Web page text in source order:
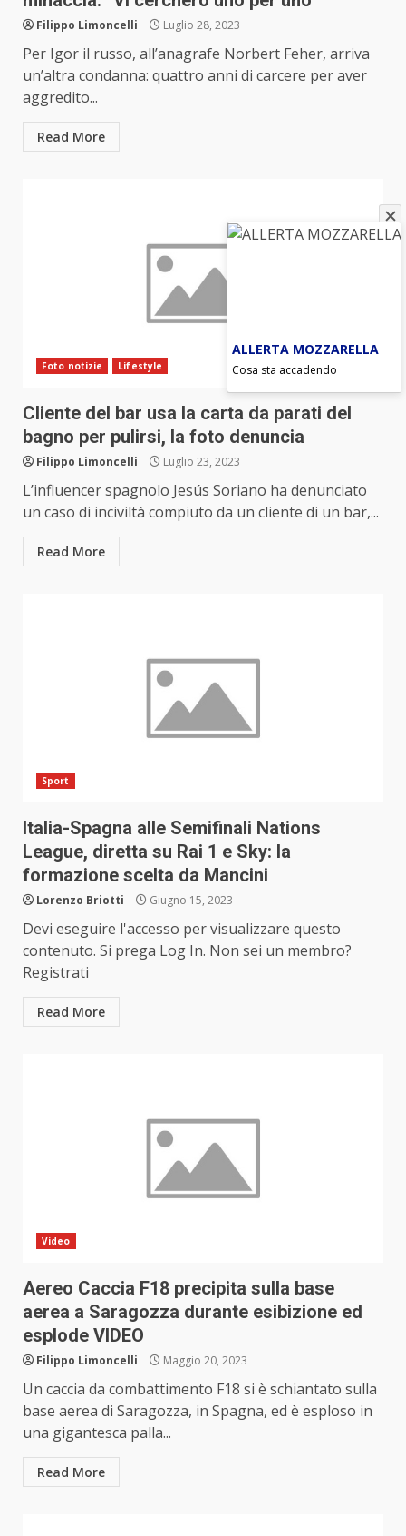
Filippo Limoncelli Luglio 28, 2023
Per Igor il russo, all’anagrafe Norbert Feher, arriva
un’altra condanna: quattro anni di carcere per aver
aggredito...
Read More
Foto notizie Lifestyle
Cliente del bar usa la carta da parati del
bagno per pulirsi, la foto denuncia
Filippo Limoncelli Luglio 23, 2023
L’influencer spagnolo Jesús Soriano ha denunciato
un caso di inciviltà compiuto da un cliente di un bar,...
Read More
Sport
Italia-Spagna alle Semifinali Nations
League, diretta su Rai 1 e Sky: la
formazione scelta da Mancini
Lorenzo Briotti Giugno 15, 2023
Devi eseguire l'accesso per visualizzare questo
contenuto. Si prega Log In. Non sei un membro?
Registrati
Read More
Video
Aereo Caccia F18 precipita sulla base
aerea a Saragozza durante esibizione ed
esplode VIDEO
Filippo Limoncelli Maggio 20, 2023
Un caccia da combattimento F18 si è schiantato sulla
base aerea di Saragozza, in Spagna, ed è esploso in
una gigantesca palla...
Read More
ALLERTA MOZZARELLA
Cosa sta accadendo